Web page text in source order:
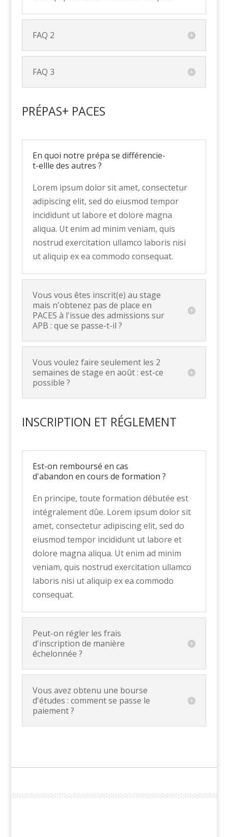
FAQ 2
FAQ 3
PRÉPAS+ PACES
En quoi notre prépa se différencie-
t-ellle des autres ?
Lorem ipsum dolor sit amet, consectetur
adipiscing elit, sed do eiusmod tempor
incididunt ut labore et dolore magna
aliqua. Ut enim ad minim veniam, quis
nostrud exercitation ullamco laboris nisi
ut aliquip ex ea commodo consequat.
Vous vous êtes inscrit(e) au stage
mais n'obtenez pas de place en
PACES à l'issue des admissions sur
APB : que se passe-t-il ?
Vous voulez faire seulement les 2
semaines de stage en août : est-ce
possible ?
INSCRIPTION ET RÉGLEMENT
Est-on remboursé en cas
d'abandon en cours de formation ?
En principe, toute formation débutée est
intégralement dûe. Lorem ipsum dolor sit
amet, consectetur adipiscing elit, sed do
eiusmod tempor incididunt ut labore et
dolore magna aliqua. Ut enim ad minim
veniam, quis nostrud exercitation ullamco
laboris nisi ut aliquip ex ea commodo
consequat.
Peut-on régler les frais
d'inscription de manière
échelonnée ?
Vous avez obtenu une bourse
d'études : comment se passe le
paiement ?